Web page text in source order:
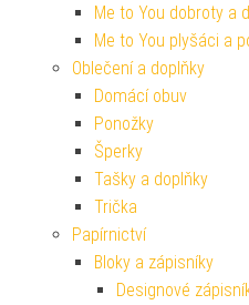
Me to You dobroty a
Me to You plyšáci a
Oblečení a doplňky
Domácí obuv
Ponožky
Šperky
Tašky a doplňky
Trička
Papírnictví
Bloky a zápisníky
Designové